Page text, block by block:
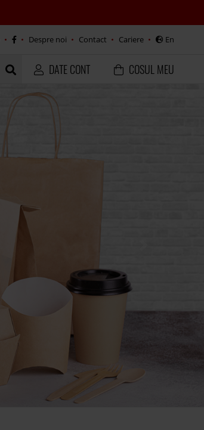
Despre noi Contact Cariere En
COSUL MEU
DATE CONT